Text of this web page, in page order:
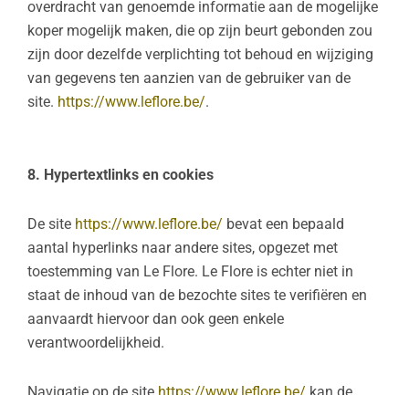
overdracht van genoemde informatie aan de mogelijke
koper mogelijk maken, die op zijn beurt gebonden zou
zijn door dezelfde verplichting tot behoud en wijziging
van gegevens ten aanzien van de gebruiker van de
site. https://www.leflore.be/.
8. Hypertextlinks en cookies
De site https://www.leflore.be/ bevat een bepaald
aantal hyperlinks naar andere sites, opgezet met
toestemming van Le Flore. Le Flore is echter niet in
staat de inhoud van de bezochte sites te verifiëren en
aanvaardt hiervoor dan ook geen enkele
verantwoordelijkheid.